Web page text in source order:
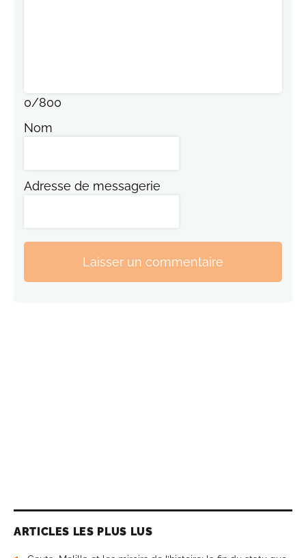
0/800
Nom
Adresse de messagerie
Laisser un commentaire
ARTICLES LES PLUS LUS